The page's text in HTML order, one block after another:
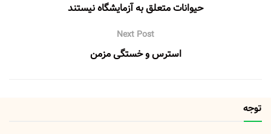
حیوانات متعلق به آزمایشگاه نیستند
Next Post
استرس و خستگی مزمن
توجه